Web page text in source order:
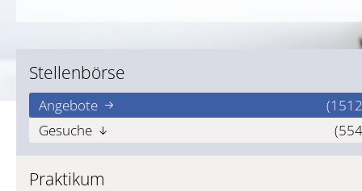
Stellenbörse
Angebote
Gesuche
Praktikum